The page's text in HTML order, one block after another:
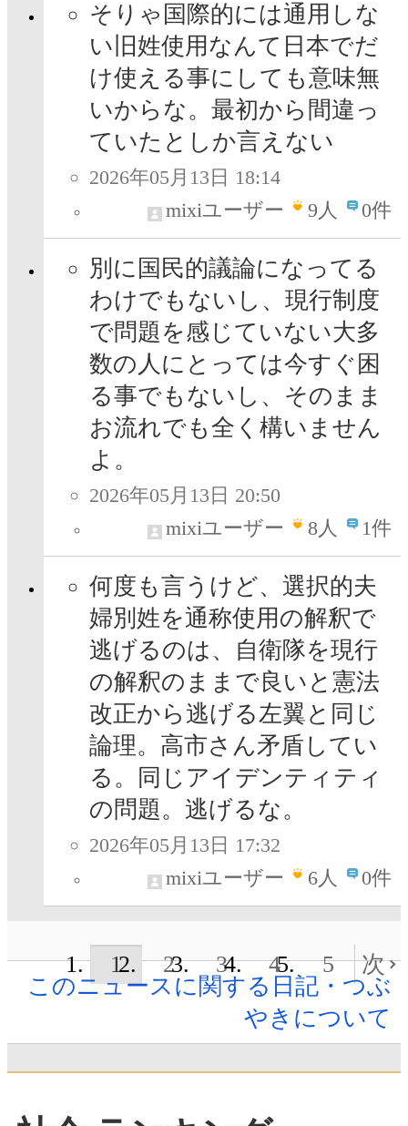
そりゃ国際的には通用しな
い旧姓使用なんて日本でだ
け使える事にしても意味無
いからな。最初から間違っ
ていたとしか言えない
2026年05月13日 18:14
mixiユーザー
9人 0件
別に国民的議論になってる
わけでもないし、現行制度
で問題を感じていない大多
数の人にとっては今すぐ困
る事でもないし、そのまま
お流れでも全く構いません
よ。
2026年05月13日 20:50
mixiユーザー
8人 1件
何度も言うけど、選択的夫
婦別姓を通称使用の解釈で
逃げるのは、自衛隊を現行
の解釈のままで良いと憲法
改正から逃げる左翼と同じ
論理。高市さん矛盾してい
る。同じアイデンティティ
の問題。逃げるな。
2026年05月13日 17:32
mixiユーザー
6人 0件
1 2 3 4 5
次
このニュースに関する日記・つぶ
やきについて